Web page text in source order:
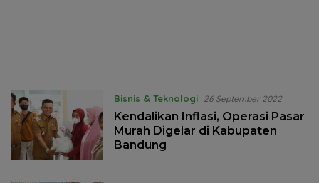
Bisnis & Teknologi 26 September 2022
Kendalikan Inflasi, Operasi Pasar
Murah Digelar di Kabupaten
Bandung